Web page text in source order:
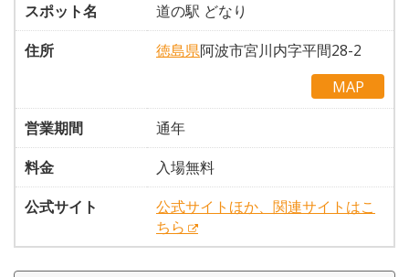
スポット名
道の駅 どなり
住所
徳島県阿波市宮川内字平間28-2
MAP
営業期間
通年
料金
入場無料
公式サイト
公式サイトほか、関連サイトはこ
ちら